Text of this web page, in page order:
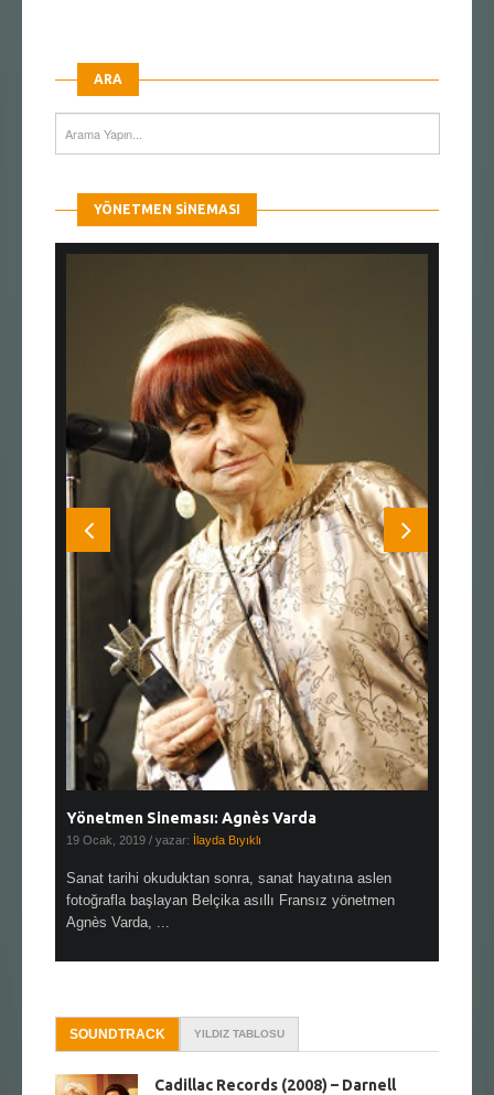
ARA
YÖNETMEN SINEMASI
Yönetmen Sineması: Agnès Varda
19 Ocak, 2019 / yazar: İlayda Bıyıklı
Sanat tarihi okuduktan sonra, sanat hayatına aslen
fotoğrafla başlayan Belçika asıllı Fransız yönetmen
Agnès Varda, ...
SOUNDTRACK YILDIZ TABLOSU
Cadillac Records (2008) – Darnell